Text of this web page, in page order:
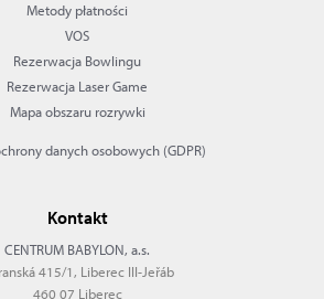
Metody płatności
VOS
Rezerwacja Bowlingu
Rezerwacja Laser Game
Mapa obszaru rozrywki
danych osobowych (GDPR)
Kontakt
CENTRUM BABYLON, a.s.
415/1, Liberec III-Jeřáb
460 07 Liberec